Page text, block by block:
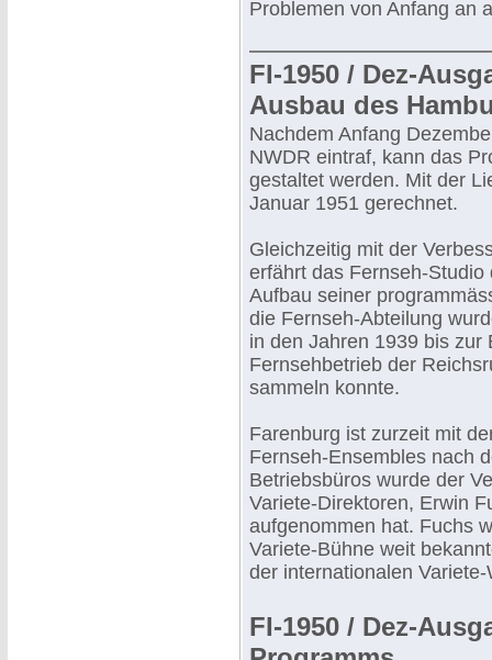
Problemen von Anfang an
FI-1950 / Dez-
Ausbau des
Nachdem Anfang
NWDR eintraf, kann das
gestaltet werden. Mit der
Januar 1951 gerechnet.
Gleichzeitig mit der
erfährt das Fernseh-
Aufbau seiner
die Fernseh-Abteilung
in den Jahren 1939 bis zur
Fernsehbetrieb der
sammeln konnte.
Farenburg ist zurzeit mit
Fernseh-Ensembles nach
Betriebsbüros wurde der
Variete-Direktoren, Erwin
aufgenommen hat. Fuchs
Variete-Bühne weit
der internationalen
FI-1950 / Dez-